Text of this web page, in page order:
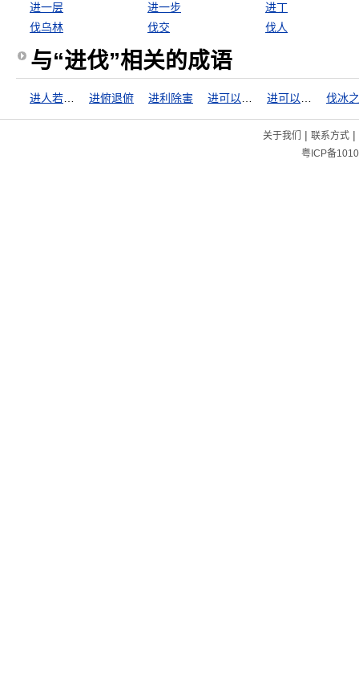
进一层 进一步
进丁
伐乌林
伐交 伐人
与“进伐”相关的成语
进俯退俯 进利除害 伐冰
关于我们 | 联系方式|
粤ICP备